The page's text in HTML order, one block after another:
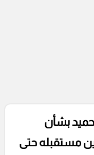
بشأن
مستقبله حتى